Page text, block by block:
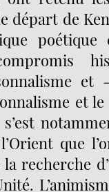
départ de
poétique
et
que
la recherche